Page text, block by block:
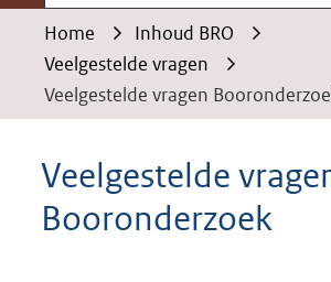
Home
Inhoud BRO
Veelgestelde vragen
Veelgestelde vragen
Veelgestelde
Booronderzoek